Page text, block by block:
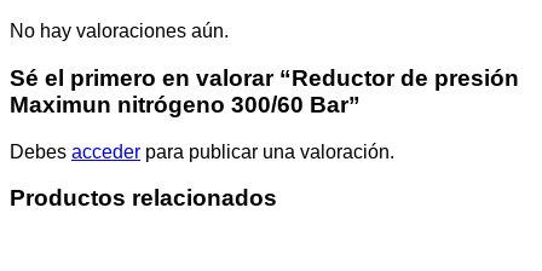
No hay valoraciones aún.
Sé el primero en valorar “Reductor de presión
Maximun nitrógeno 300/60 Bar”
Debes acceder para publicar una valoración.
Productos relacionados